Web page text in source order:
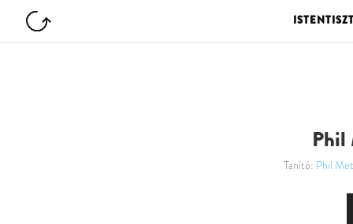
Phil
Tanító: Phil